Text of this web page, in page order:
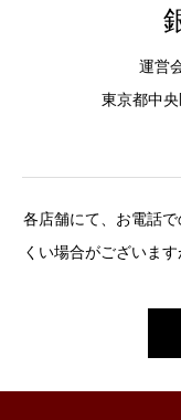
運営
東京都中
各店舗にて、お電話
くい場合がございま